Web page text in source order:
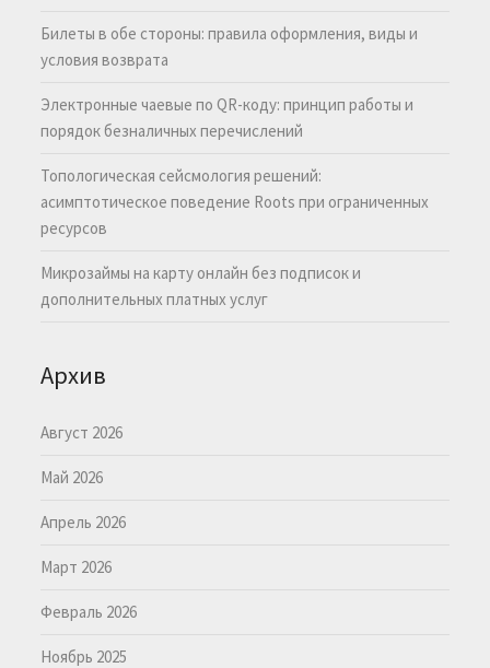
Билеты в обе стороны: правила оформления, виды и
условия возврата
Электронные чаевые по QR-коду: принцип работы и
порядок безналичных перечислений
Топологическая сейсмология решений:
асимптотическое поведение Roots при ограниченных
ресурсов
Микрозаймы на карту онлайн без подписок и
дополнительных платных услуг
Архив
Август 2026
Май 2026
Апрель 2026
Март 2026
Февраль 2026
Ноябрь 2025